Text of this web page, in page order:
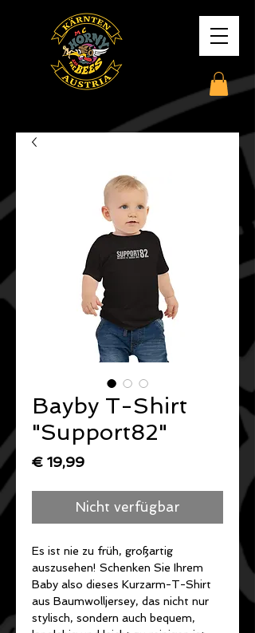
Bayby T-Shirt
"Support82"
€ 19,99Preis
Nicht verfügbar
Es ist nie zu früh, großartig
auszusehen! Schenken Sie Ihrem
Baby also dieses Kurzarm-T-Shirt
aus Baumwolljersey, das nicht nur
stylisch, sondern auch bequem,